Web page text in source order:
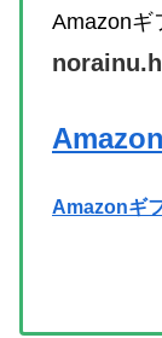
Amazonギ
Amazonギ